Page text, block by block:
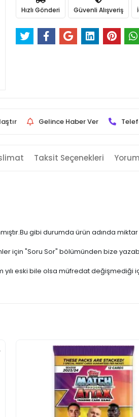
Hızlı Gönderi Güvenli Alışveriş
Gelince Haber Ver
Taksit Seçenekleri
gibi durumda ürün adında
için "Soru Sor" bölümünden bize
eski bile olsa müfredat